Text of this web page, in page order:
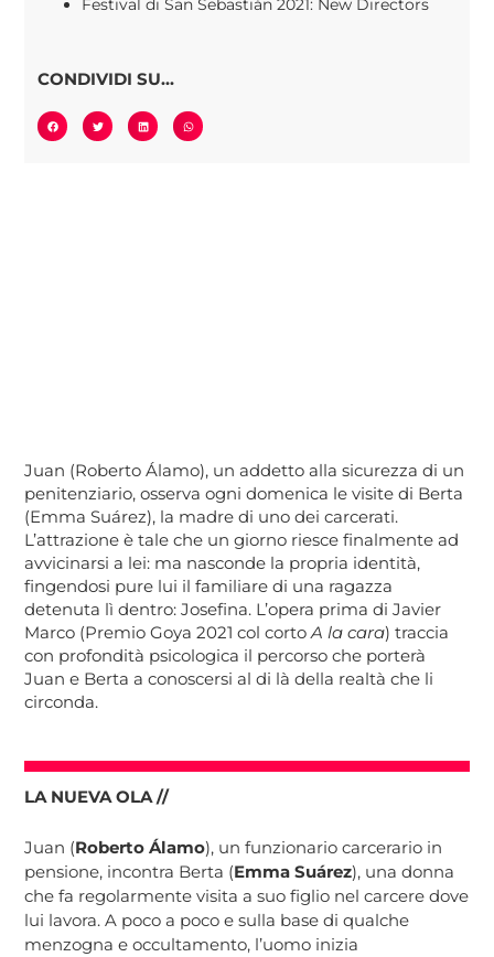
Festival di San Sebastián 2021: New Directors
CONDIVIDI SU...
Juan (Roberto Álamo), un addetto alla sicurezza di un
penitenziario, osserva ogni domenica le visite di Berta
(Emma Suárez), la madre di uno dei carcerati.
L’attrazione è tale che un giorno riesce finalmente ad
avvicinarsi a lei: ma nasconde la propria identità,
fingendosi pure lui il familiare di una ragazza
detenuta lì dentro: Josefina. L’opera prima di Javier
Marco (Premio Goya 2021 col cortoA la cara) traccia
con profondità psicologica il percorso che porterà
Juan e Berta a conoscersi al di là della realtà che li
circonda.
LA NUEVA OLA //
Juan (Roberto Álamo), un funzionario carcerario in
pensione, incontra Berta (Emma Suárez), una donna
che fa regolarmente visita a suo figlio nel carcere dove
lui lavora. A poco a poco e sulla base di qualche
menzogna e occultamento, l’uomo inizia